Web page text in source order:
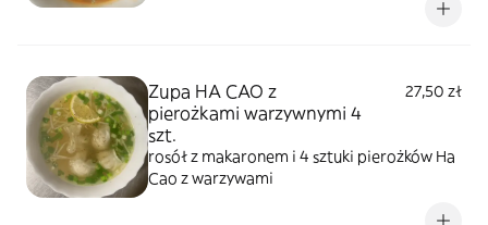
Zupa HA CAO z
pierożkami warzywnymi 4
szt.
27,50 zł
rosół z makaronem i 4 sztuki pierożków Ha
Cao z warzywami